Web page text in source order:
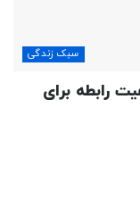
سبک زندگی
رابطه برای